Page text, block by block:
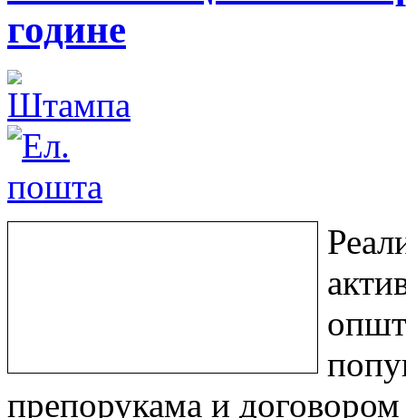
године
препорукама и